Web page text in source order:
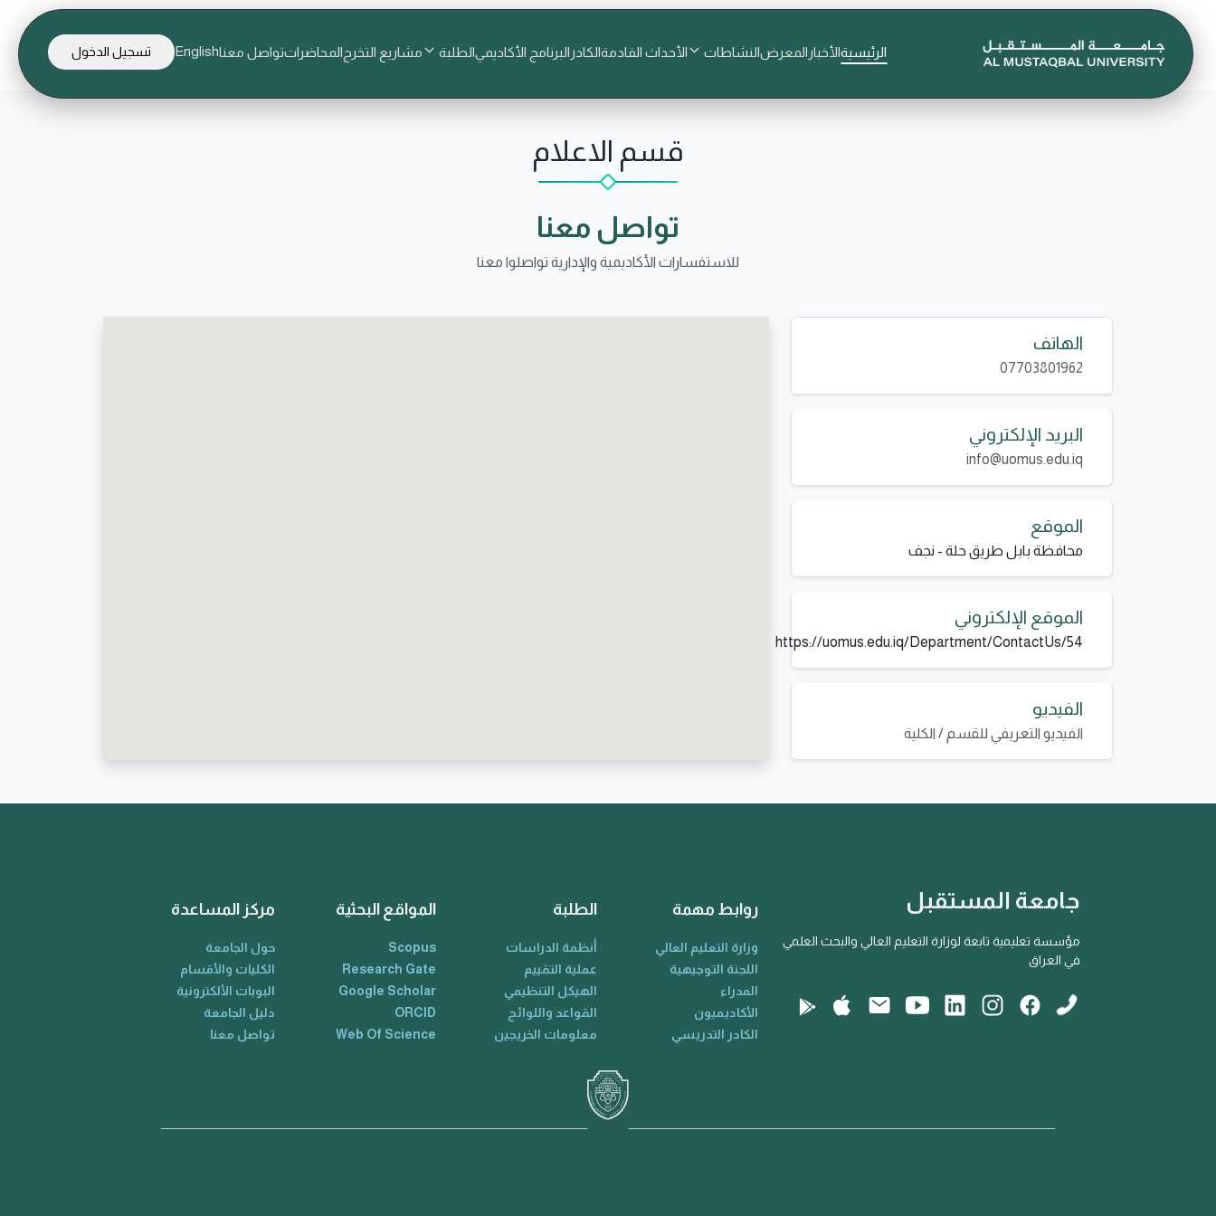
الرئيسيةالأخبار المعرضالنشاطات الأحداث القادمةالكادر البرنامج الأكاديميالطلبة مشاريع التخرجالمحاضراتتواصل معناEnglish تسجيل الدخول
قسم الاعلام
تواصل معنا
للاستفسارات الأكاديمية والإدارية تواصلوا معنا
الهاتف
07703801962
البريد الإلكتروني
info@uomus.edu.iq
الموقع
محافظة بابل طريق حلة - نجف
الموقع الإلكتروني
https://uomus.edu.iq/Department/ContactUs/54
الفيديو
الفيديو التعريفي للقسم / الكلية
جامعة المستقبل
مؤسسة تعليمية تابعة لوزارة التعليم العالي والبحث العلمي
في العراق
روابط مهمة
وزارة التعليم العالي
اللجنة التوجيهية
المدراء
الأكاديميون
الكادر التدريسي
الطلبة
أنظمة الدراسات
عملية التقييم
الهيكل التنظيمي
القواعد واللوائح
معلومات الخريجين
المواقع البحثية
Scopus
Research Gate
Google Scholar
ORCID
Web Of Science
مركز المساعدة
حول الجامعة
الكليات والأقسام
البوبات الألكترونية
دليل الجامعة
تواصل معنا